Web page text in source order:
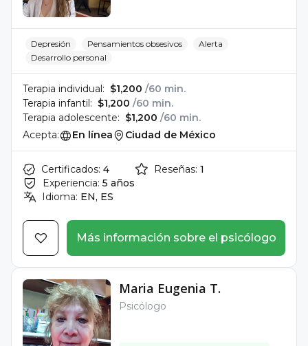
Depresión Pensamientos obsesivos
Alerta
Desarrollo personal
Terapia individual: $1,200 /60 min.
Terapia infantil: $1,200 /60 min.
Terapia adolescente: $1,200 /60 min.
Acepta:
En línea Ciudad de México
Certificados: 4
Experiencia: 5 años
Idioma: EN, ES
Reseñas: 1
Más información sobre el psicólogo
Maria Eugenia T.
Psicólogo